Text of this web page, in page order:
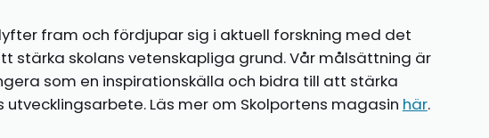
fram och fördjupar sig i aktuell forskning med det
stärka skolans vetenskapliga grund. Vår målsättning är
som en inspirationskälla och bidra till att stärka
utvecklingsarbete. Läs mer om Skolportens magasin här.